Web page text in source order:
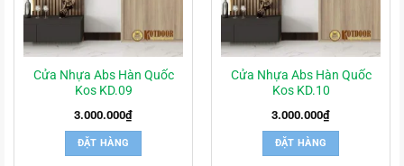
Cửa Nhựa Abs Hàn Quốc
Kos KD.09
3.000.000₫
ĐẶT HÀNG
Cửa Nhựa Abs Hàn Quốc
Kos KD.10
3.000.000₫
ĐẶT HÀNG